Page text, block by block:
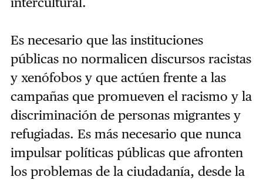
Es necesario que las instituciones
públicas no normalicen discursos racistas
y xenófobos y que actúen frente a las
campañas que promueven el racismo y la
discriminación de personas migrantes y
refugiadas. Es más necesario que nunca
impulsar políticas públicas que afronten
los problemas de la ciudadanía, desde la